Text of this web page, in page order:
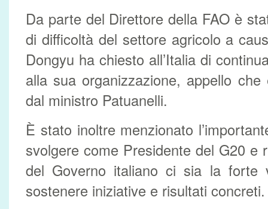
Da parte del Direttore della FAO è
di difficoltà del settore agricolo a
Dongyu ha chiesto all’Italia di
alla sua organizzazione, appello
dal ministro Patuanelli.
È stato inoltre menzionato
svolgere come Presidente del G20 e
del Governo italiano ci sia la forte
sostenere iniziative e risultati concreti.